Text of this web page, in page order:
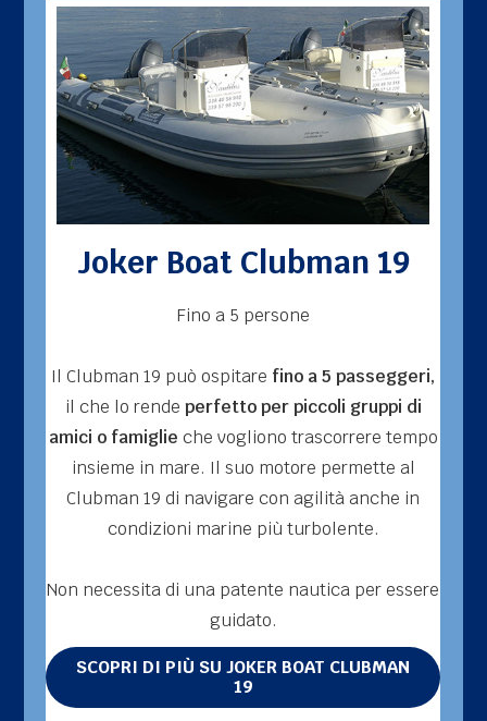
Joker Boat Clubman 19
Fino a 5 persone
Il Clubman 19 può ospitare fino a 5 passeggeri,
il che lo rende perfetto per piccoli gruppi di
amici o famiglie che vogliono trascorrere tempo
insieme in mare. Il suo motore permette al
Clubman 19 di navigare con agilità anche in
condizioni marine più turbolente.
Non necessita di una patente nautica per essere
guidato.
SCOPRI DI PIÙ SU JOKER BOAT CLUBMAN
19